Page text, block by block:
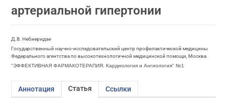
артериальной гипертонии
Д.В. Небиеридзе
Государственный научно-исследовательский центр профилактической медицины
Федерального агентства по высокотехнологичной медицинской помощи, Москва
"ЭФФЕКТИВНАЯ ФАРМАКОТЕРАПИЯ. Кардиология и Ангиология" №1
Аннотация Статья Ссылки